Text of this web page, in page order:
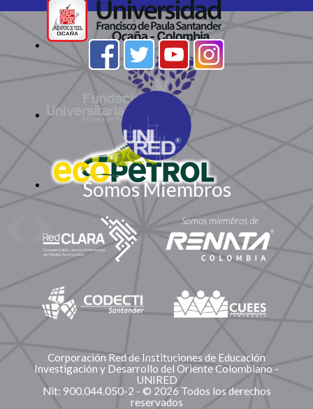
Somos Miembros
Corporación Red de Instituciones de Educación
Investigación y Desarrollo del Oriente Colombiano -
UNIRED
Nit: 900.044.050-2 - © 2026 Todos los derechos
reservados